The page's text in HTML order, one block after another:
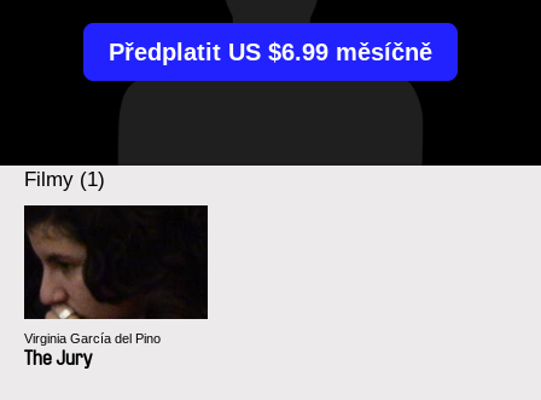
Předplatit US $6.99 měsíčně
Filmy (1)
Virginia García del Pino
The Jury